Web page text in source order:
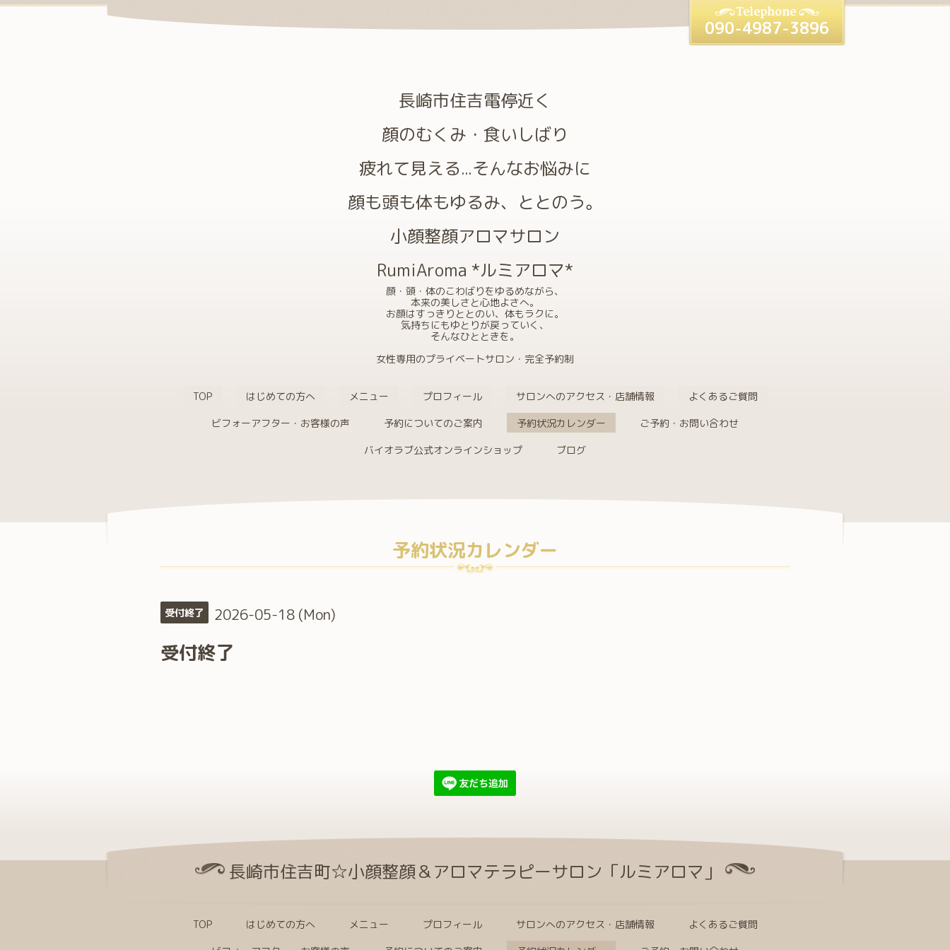
長崎市住吉電停近く
顔のむくみ・食いしばり
疲れて見える...そんなお悩みに
顔も頭も体もゆるみ、ととのう。
小顔整顔アロマサロン
RumiAroma *ルミアロマ*
顔・頭・体のこわばりをゆるめながら、
本来の美しさと心地よさへ。
お顔はすっきりととのい、体もラクに。
気持ちにもゆとりが戻っていく、
そんなひとときを。
女性専用のプライベートサロン・完全予約制
090-4987-3896
TOP はじめての方へ メニュー プロフィール サロンへのアクセス・店舗情報
よくあるご質問
ビフォーアフター・お客様の声
予約についてのご案内 予約状況カレンダー
ご予約・お問い合わせ
バイオラブ公式オンラインショップ
ブログ
予約状況カレンダー
受付終了 2026-05-18 (Mon)
受付終了
長崎市住吉町☆小顔整顔＆アロマテラピーサロン「ルミアロマ」
TOP はじめての方へ メニュー プロフィール サロンへのアクセス・店舗情報
よくあるご質問